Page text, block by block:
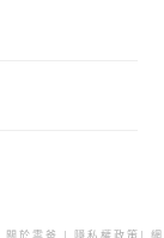
關於雲爸 | 隱私權政策 | 網